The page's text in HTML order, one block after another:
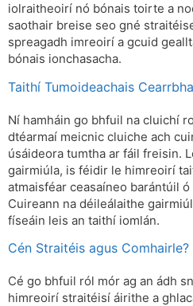
iolraitheoirí nó bónais toirte a
saothair breise seo gné
spreagadh imreoirí a gcuid
bónais ionchasacha.
Taithí Tumoideachais
Ní hamháin go bhfuil na cluichí
dtéarmaí meicnic cluiche ach
úsáideora tumtha ar fáil freisin.
gairmiúla, is féidir le himreoirí
atmaisféar ceasaíneo barántúil
Cuireann na déileálaithe
físeáin leis an taithí iomlán.
Cén Straitéis agus Comhairle?
Cé go bhfuil ról mór ag an ádh
himreoirí straitéisí áirithe a